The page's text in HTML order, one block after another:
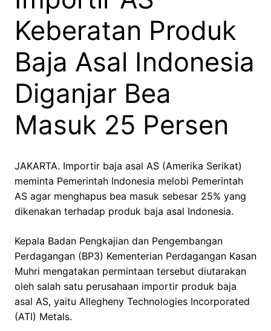
Keberatan Produk
Baja Asal Indonesia
Diganjar Bea
Masuk 25 Persen
JAKARTA. Importir baja asal AS (Amerika Serikat)
meminta Pemerintah Indonesia melobi Pemerintah
AS agar menghapus bea masuk sebesar 25% yang
dikenakan terhadap produk baja asal Indonesia.
Kepala Badan Pengkajian dan Pengembangan
Perdagangan (BP3) Kementerian Perdagangan Kasan
Muhri mengatakan permintaan tersebut diutarakan
oleh salah satu perusahaan importir produk baja
asal AS, yaitu Allegheny Technologies Incorporated
(ATI) Metals.